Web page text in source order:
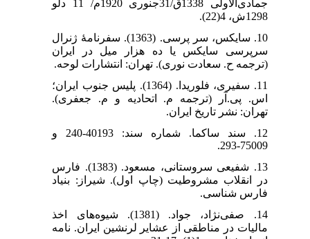
جمادی‌الاولی 1338ق/31جنوری 1920م/ 11 دلو
1298ش، 4(22).
10. سایکس، سر پرسی. (1363). سفرنامۀ ژنرال
سرپرسی سایکس یا ده هزار میل در ایران
(ترجمه ح. سعادت نوری). تهران: انتشارات لوحه.
11. سفیری، فلوریدا. (1364). پلیس جنوب ایران؛
اس. پی.آر (ترجمه م. اتحادیه و م. جعفری).
تهران: نشر تاریخ ایران.
12. سند ساکما. شماره سند: 40193-240 و
75009-293.
13. شفیعی سروستانی، مسعود. (1383). فارس
در انقلاب مشروطیت (چاپ اول). شیراز: بنیاد
فارس شناسی.
14. صفی‌نژاد، جواد. (1381). شیوه‌های اخذ
مالیات در مناطقی از عشایر لرنشین ایران. نامه‌